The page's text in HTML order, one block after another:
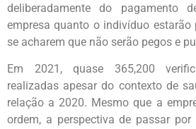
deliberadamente do pagamento
empresa quanto o indivíduo
se acharem que não serão pegos e
Em 2021, quase 365,200
realizadas apesar do contexto de
relação a 2020. Mesmo que a
ordem, a perspectiva de passar